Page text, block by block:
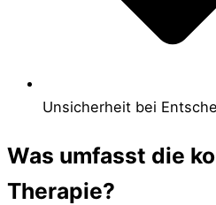
Unsicherheit bei
Was umfasst die
Therapie?